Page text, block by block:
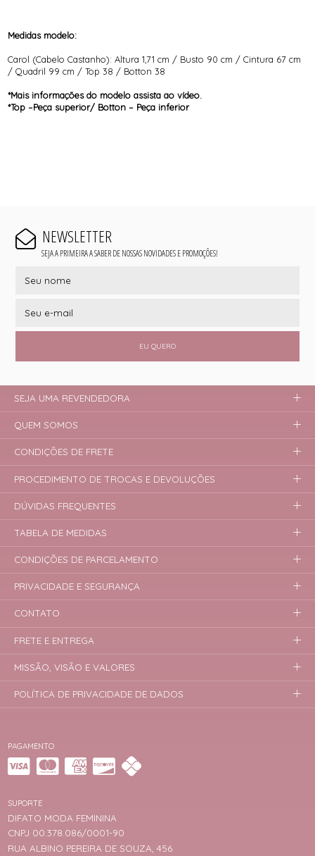
Medidas modelo:
Carol (Cabelo Castanho): Altura 1,71 cm / Busto 90 cm / Cintura 67 cm
/ Quadril 99 cm / Top 38 / Botton 38
*Mais informações do modelo assista ao vídeo.
*Top –Peça superior/ Botton – Peça inferior
NEWSLETTER
SEJA A PRIMEIRA A SABER DE NOSSAS NOVIDADES E PROMOÇÕES!
EU QUERO
PAGAMENTO
SUPORTE
DIFATO MODA FEMININA
CNPJ 00.378.086/0001-90
RUA ALBINO PEREIRA DE SOUZA, 456
SEJA UMA REVENDEDORA
QUEM SOMOS
CONDIÇÕES DE FRETE
PROCEDIMENTO DE TROCAS E DEVOLUÇÕES
DÚVIDAS FREQUENTES
TABELA DE MEDIDAS
CONDIÇÕES DE PARCELAMENTO
PRIVACIDADE E SEGURANÇA
CONTATO
FRETE E ENTREGA
MISSÃO, VISÃO E VALORES
POLÍTICA DE PRIVACIDADE DE DADOS